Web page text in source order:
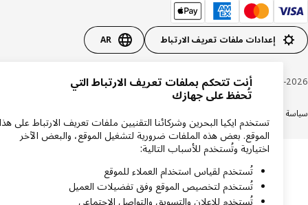
إعدادات ملفات تعريف الارتباط AR
Inter IKEA Systems B.V. 1999-
الخصوصية
أنت تتحكم بملفات تعريف الارتباط التي
تُحفظ على جهازك
تستخدم ايكيا البحرين وشركائنا التقنيين ملفات تعريف الارتباط على هذا
الموقع. بعض هذه الملفات ضرورية لتشغيل الموقع، والبعض الآخر
اختيارية وتُستخدم للأسباب التالية:
تُستخدم لقياس استخدام العملاء للموقع
تُستخدم لتخصيص الموقع وفق تفضيلات العميل
تُستخدم للإعلان والتسويق والتواصل الاجتماعي